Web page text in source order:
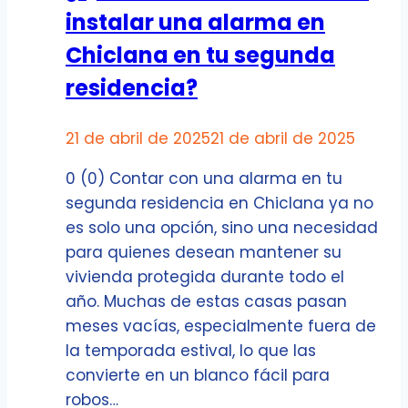
instalar una alarma en
Chiclana en tu segunda
residencia?
21 de abril de 202521 de abril de 2025
0 (0) Contar con una alarma en tu
segunda residencia en Chiclana ya no
es solo una opción, sino una necesidad
para quienes desean mantener su
vivienda protegida durante todo el
año. Muchas de estas casas pasan
meses vacías, especialmente fuera de
la temporada estival, lo que las
convierte en un blanco fácil para
robos…